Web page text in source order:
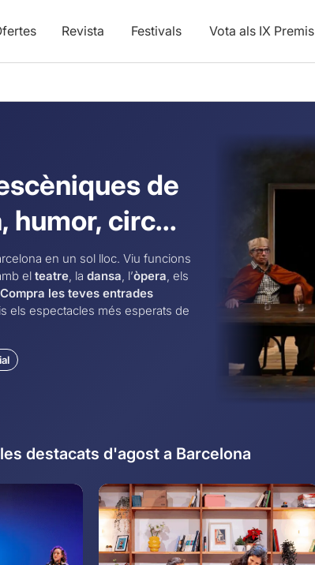
Revista Festivals Vota als IX Premis
de
humor, circ...
en un sol lloc. Viu funcions
el teatre, la dansa , l’òpera , els
Compra les teves entrades
els espectacles més esperats de
destacats d'agost a Barcelona